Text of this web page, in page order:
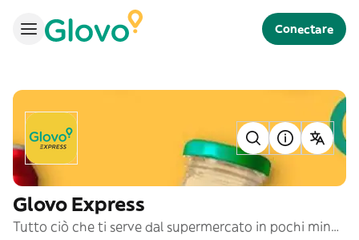
Conectare
Glovo Express
Tutto ciò che ti serve dal supermercato in pochi minuti!